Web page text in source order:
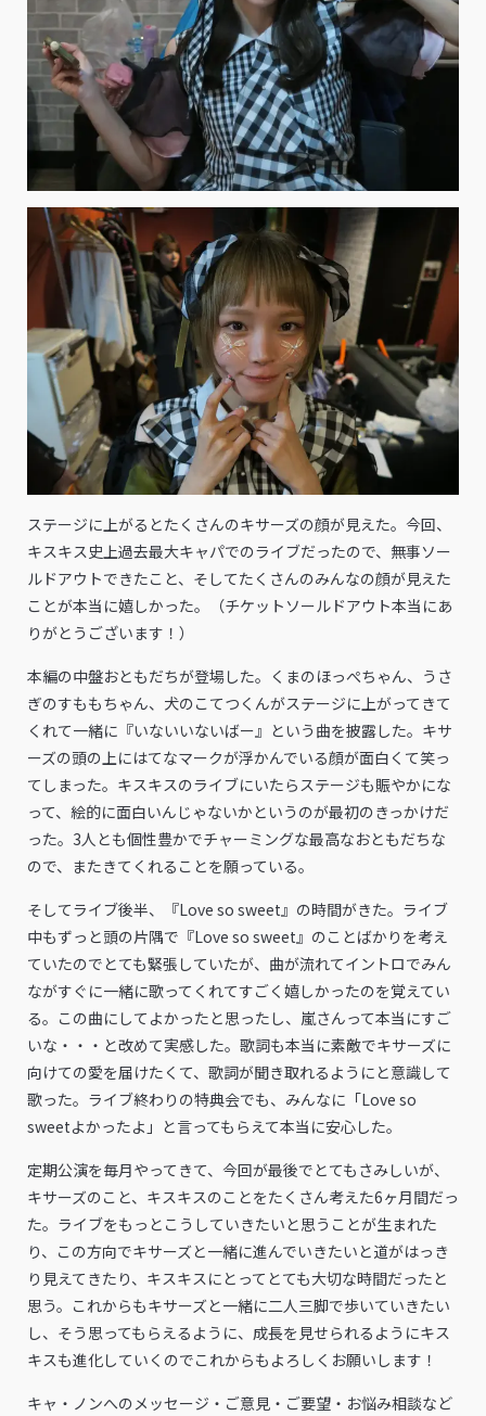
ステージに上がるとたくさんのキサーズの顔が見えた。今回、
キスキス史上過去最大キャパでのライブだったので、無事ソー
ルドアウトできたこと、そしてたくさんのみんなの顔が見えた
ことが本当に嬉しかった。（チケットソールドアウト本当にあ
りがとうございます！）
本編の中盤おともだちが登場した。くまのほっぺちゃん、うさ
ぎのすももちゃん、犬のこてつくんがステージに上がってきて
くれて一緒に『いないいないばー』という曲を披露した。キサ
ーズの頭の上にはてなマークが浮かんでいる顔が面白くて笑っ
てしまった。キスキスのライブにいたらステージも賑やかにな
って、絵的に面白いんじゃないかというのが最初のきっかけだ
った。3人とも個性豊かでチャーミングな最高なおともだちな
ので、またきてくれることを願っている。
そしてライブ後半、『Love so sweet』の時間がきた。ライブ
中もずっと頭の片隅で『Love so sweet』のことばかりを考え
ていたのでとても緊張していたが、曲が流れてイントロでみん
ながすぐに一緒に歌ってくれてすごく嬉しかったのを覚えてい
る。この曲にしてよかったと思ったし、嵐さんって本当にすご
いな・・・と改めて実感した。歌詞も本当に素敵でキサーズに
向けての愛を届けたくて、歌詞が聞き取れるようにと意識して
歌った。ライブ終わりの特典会でも、みんなに「Love so
sweetよかったよ」と言ってもらえて本当に安心した。
定期公演を毎月やってきて、今回が最後でとてもさみしいが、
キサーズのこと、キスキスのことをたくさん考えた6ヶ月間だっ
た。ライブをもっとこうしていきたいと思うことが生まれた
り、この方向でキサーズと一緒に進んでいきたいと道がはっき
り見えてきたり、キスキスにとってとても大切な時間だったと
思う。これからもキサーズと一緒に二人三脚で歩いていきたい
し、そう思ってもらえるように、成長を見せられるようにキス
キスも進化していくのでこれからもよろしくお願いします！
キャ・ノンへのメッセージ・ご意見・ご要望・お悩み相談など